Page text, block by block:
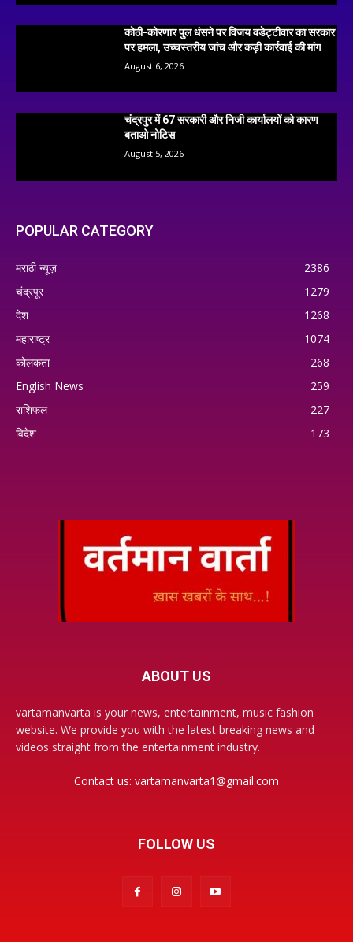
कोठी-कोरणार पुल धंसने पर विजय वडेट्टीवार का सरकार
पर हमला, उच्चस्तरीय जांच और कड़ी कार्रवाई की मांग
August 6, 2026
चंद्रपुर में 67 सरकारी और निजी कार्यालयों को कारण
बताओ नोटिस
August 5, 2026
POPULAR CATEGORY
मराठी न्यूज़
2386
चंद्रपूर
1279
देश
1268
महाराष्ट्र
1074
कोलकता
268
English News
259
राशिफल
227
विदेश
173
ABOUT US
vartamanvarta is your news, entertainment, music fashion
website. We provide you with the latest breaking news and
videos straight from the entertainment industry.
Contact us: vartamanvarta1@gmail.com
FOLLOW US